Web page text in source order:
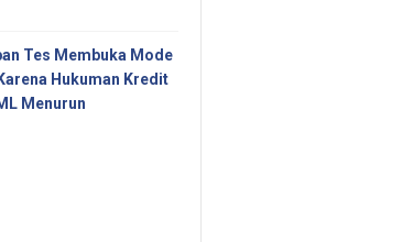
Tes Membuka Mode
Hukuman Kredit
Menurun